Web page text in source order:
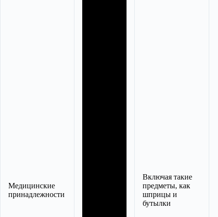
Медицинские
принадлежности
Включая такие
предметы, как
шприцы и
бутылки